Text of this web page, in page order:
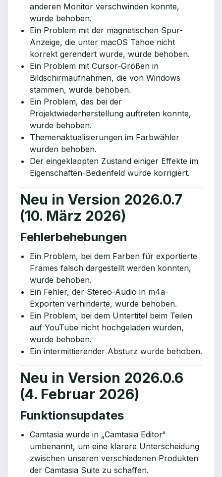
anderen Monitor verschwinden konnte,
wurde behoben.
Ein Problem mit der magnetischen Spur-
Anzeige, die unter macOS Tahoe nicht
korrekt gerendert wurde, wurde behoben.
Ein Problem mit Cursor-Größen in
Bildschirmaufnahmen, die von Windows
stammen, wurde behoben.
Ein Problem, das bei der
Projektwiederherstellung auftreten konnte,
wurde behoben.
Themenaktualisierungen im Farbwähler
wurden behoben.
Der eingeklappten Zustand einiger Effekte im
Eigenschaften-Bedienfeld wurde korrigiert.
Neu in Version 2026.0.7
(10. März 2026)
Fehlerbehebungen
Ein Problem, bei dem Farben für exportierte
Frames falsch dargestellt werden konnten,
wurde behoben.
Ein Fehler, der Stereo-Audio in m4a-
Exporten verhinderte, wurde behoben.
Ein Problem, bei dem Untertitel beim Teilen
auf YouTube nicht hochgeladen wurden,
wurde behoben.
Ein intermittierender Absturz wurde behoben.
Neu in Version 2026.0.6
(4. Februar 2026)
Funktionsupdates
Camtasia wurde in „Camtasia Editor“
umbenannt, um eine klarere Unterscheidung
zwischen unseren verschiedenen Produkten
der Camtasia Suite zu schaffen.